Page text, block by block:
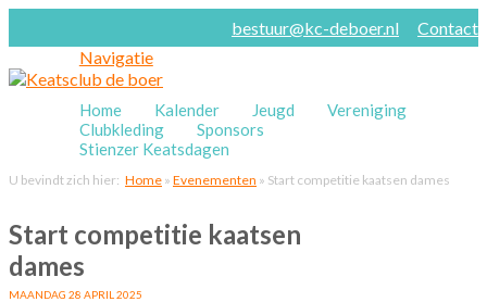
bestuur@kc-deboer.nl
Contact
Navigatie
Home Kalender Jeugd
Vereniging
Clubkleding
Sponsors
Stienzer Keatsdagen
U bevindt zich hier: Home » Evenementen » Start competitie kaatsen dames
Start competitie kaatsen
dames
MAANDAG 28 APRIL 2025